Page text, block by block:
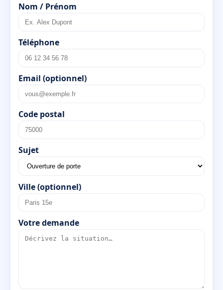
Nom / Prénom
Téléphone
Email (optionnel)
Code postal
Sujet
Ville (optionnel)
Votre demande